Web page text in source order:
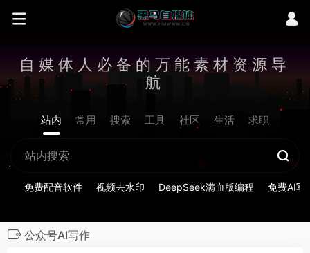
自媒体人必备的万能素材资源导
航
站内 常用 搜索 工具 社区 生活 求职
免费配音软件 视频去水印 DeepSeek满血版编程 免费AI写
公众号AI写作